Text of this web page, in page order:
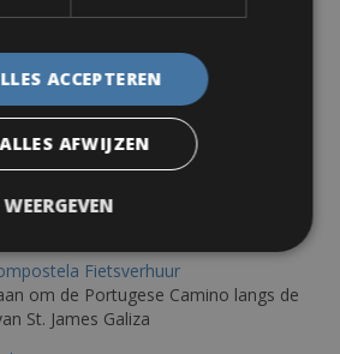
kust is de ideale fietstocht voor wie
zon.
levering in Triëst en de fiets later in
die je op de fiets kunt ontdekken
Fietsverhuur
om de Portugese Camino langs de
St. James Galiza
ACCEPTEREN
ALLES AFWIJZEN